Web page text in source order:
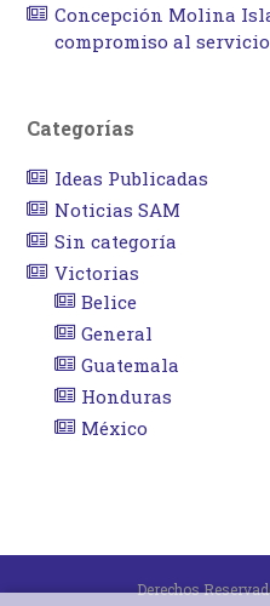
Concepción Molina
compromiso al
Categorías
Ideas Publicadas
Noticias SAM
Sin categoría
Victorias
Belice
General
Guatemala
Honduras
México
Derechos